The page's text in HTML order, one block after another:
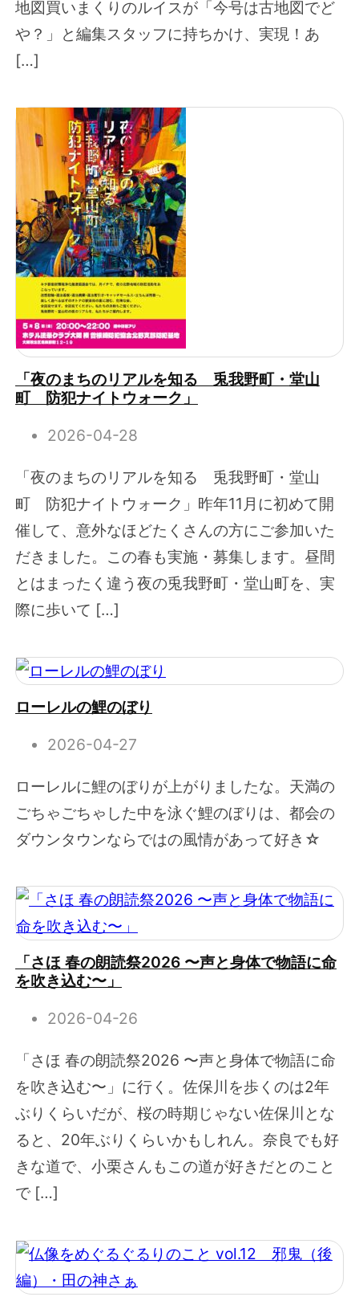
地図買いまくりのルイスが「今号は古地図でど
や？」と編集スタッフに持ちかけ、実現！あ
[…]
「夜のまちのリアルを知る 兎我野町・堂山
町 防犯ナイトウォーク」
2026-04-28
「夜のまちのリアルを知る 兎我野町・堂山
町 防犯ナイトウォーク」昨年11月に初めて開
催して、意外なほどたくさんの方にご参加いた
だきました。この春も実施・募集します。昼間
とはまったく違う夜の兎我野町・堂山町を、実
際に歩いて […]
ローレルの鯉のぼり
2026-04-27
ローレルに鯉のぼりが上がりましたな。天満の
ごちゃごちゃした中を泳ぐ鯉のぼりは、都会の
ダウンタウンならではの風情があって好き☆
「さほ 春の朗読祭2026 〜声と身体で物語に命
を吹き込む〜」
2026-04-26
「さほ 春の朗読祭2026 〜声と身体で物語に命
を吹き込む〜」に行く。佐保川を歩くのは2年
ぶりくらいだが、桜の時期じゃない佐保川とな
ると、20年ぶりくらいかもしれん。奈良でも好
きな道で、小栗さんもこの道が好きだとのこと
で […]